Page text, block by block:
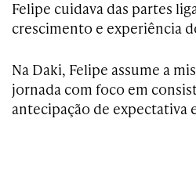
Felipe cuidava das partes
crescimento e experiência
Na Daki, Felipe assume a
jornada com foco em
antecipação de expectativa